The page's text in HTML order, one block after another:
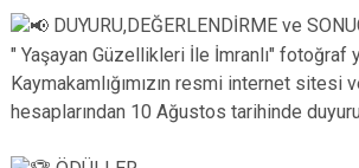
DUYURU,DEĞERLENDİRME ve
" Yaşayan Güzellikleri İle İmranlı" fotoğraf
Kaymakamlığımızın resmi internet sitesi
hesaplarından 10 Ağustos tarihinde